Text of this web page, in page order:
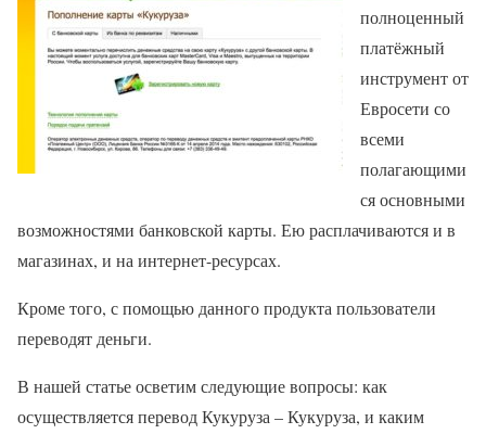
полноценный
платёжный
инструмент от
Евросети со
всеми
полагающими
ся основными
возможностями банковской карты. Ею расплачиваются и в
магазинах, и на интернет-ресурсах.
Кроме того, с помощью данного продукта пользователи
переводят деньги.
В нашей статье осветим следующие вопросы: как
осуществляется перевод Кукуруза – Кукуруза, и каким